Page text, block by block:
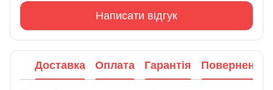
Написати відгук
Доставка Оплата Гарантія Повернення